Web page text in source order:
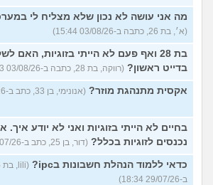
מה אני עושה לא נכון שלא מצליח לי
(א׳, בת 26, כתבה ב-03/08/26 15:44)
בת 28 ואף פעם לא הייתי בזוגיות, האם
בדייט ראשון? (רווקה, בת 28, כתבה ב-03/08/26 15:23)
אקסית מתנהגת מוזר? (אנונימי, בן 33, כתב ב-03/08/26 15:14)
בחיים לא הייתי בזוגיות ואני לא יודע איך.
נכנסים לזוגיות בכלל? (דור, בן 25, כתב ב-29/07/26 18:43)
כדאי ללמוד הנהלת חשבונות בipc?
ב-29/07/26 18:34)